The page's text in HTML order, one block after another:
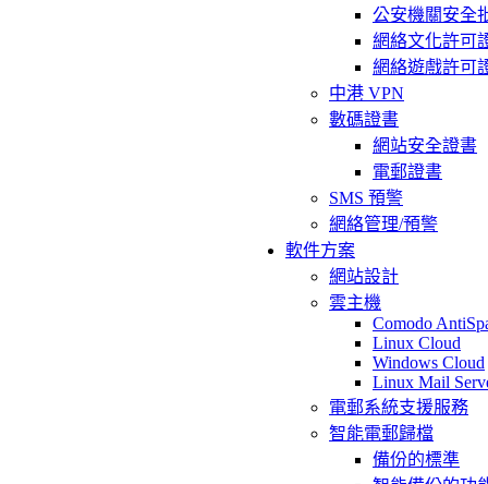
公安機關安全
網絡文化許可
網絡遊戲許可
中港 VPN
數碼證書
網站安全證書
電郵證書
SMS 預警
網絡管理/預警
軟件方案
網站設計
雲主機
Comodo
Linux Cloud
Windows Cloud
Linux Mail
電郵系統支援服務
智能電郵歸檔
備份的標準